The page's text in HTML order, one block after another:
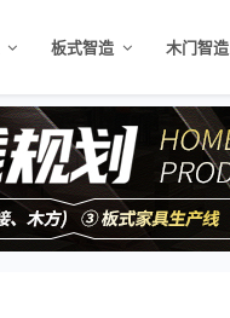
板式智造 木门智造